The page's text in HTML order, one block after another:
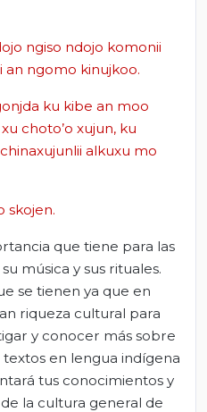
ngiso ndojo komonii
an ngomo kinujkoo.
ku kibe an moo
choto’o xujun, ku
alkuxu mo
skojen.
que tiene para las
música y sus rituales.
se tienen ya que en
riqueza cultural para
y conocer más sobre
en lengua indígena
tus conocimientos y
la cultura general de